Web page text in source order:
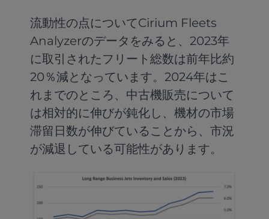
流動性の点についてCirium Fleets
Analyzerのデータをみると、2023年
に取引されたフリート総数は前年比約
20％減となっています。2024年はこ
れまでのところ、中古機販売について
は相対的に伸びが鈍化し、機材の市場
滞留日数が伸びていることから、市況
が減退している可能性があります。